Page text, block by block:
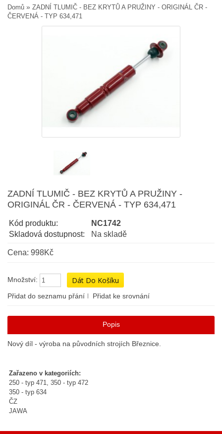
Domů » ZADNÍ TLUMIČ - BEZ KRYTŮ A PRUŽINY - ORIGINÁL ČR -
ČERVENÁ - TYP 634,471
ZADNÍ TLUMIČ - BEZ KRYTŮ A PRUŽINY -
ORIGINÁL ČR - ČERVENÁ - TYP 634,471
Kód produktu:
NC1742
Skladová dostupnost:
Na skladě
Cena: 998Kč
Množství:
Přidat do seznamu přání Přidat ke srovnání
Popis
Nový díl - výroba na původních strojích Březnice.
Zařazeno v kategoriích:
250 - typ 471, 350 - typ 472
350 - typ 634
ČZ
JAWA